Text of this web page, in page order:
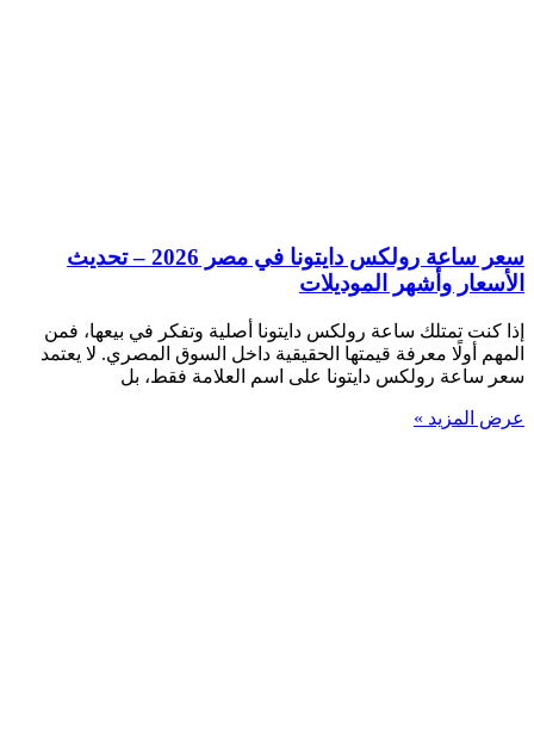
سعر ساعة رولكس دايتونا في مصر 2026 – تحديث
الأسعار وأشهر الموديلات
إذا كنت تمتلك ساعة رولكس دايتونا أصلية وتفكر في بيعها، فمن
المهم أولًا معرفة قيمتها الحقيقية داخل السوق المصري. لا يعتمد
سعر ساعة رولكس دايتونا على اسم العلامة فقط، بل
عرض المزيد »